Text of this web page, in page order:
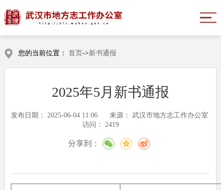
您的当前位置： 首页->新书通报
2025年5月新书通报
发布日期： 2025-06-04 11:06 来源： 武汉市地方志工作办公室
访问： 2419
分享到：